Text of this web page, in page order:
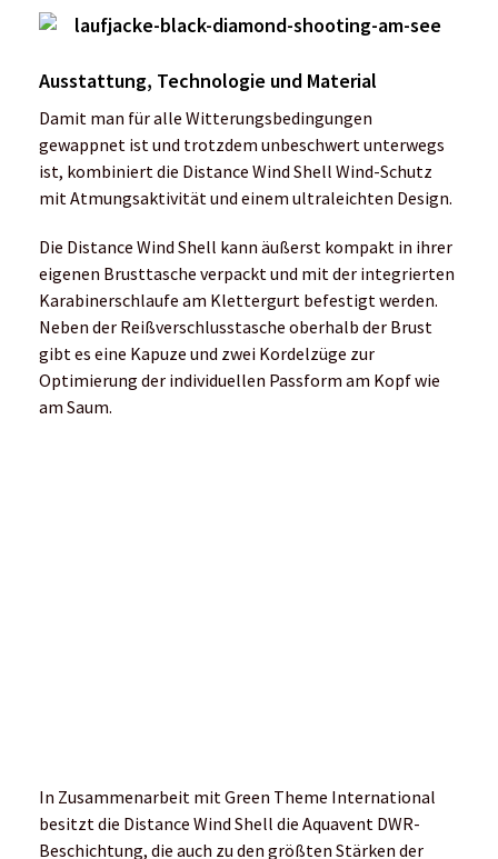
Ausstattung, Technologie und Material
Damit man für alle Witterungsbedingungen
gewappnet ist und trotzdem unbeschwert unterwegs
ist, kombiniert die Distance Wind Shell Wind-Schutz
mit Atmungsaktivität und einem ultraleichten Design.
Die Distance Wind Shell kann äußerst kompakt in ihrer
eigenen Brusttasche verpackt und mit der integrierten
Karabinerschlaufe am Klettergurt befestigt werden.
Neben der Reißverschlusstasche oberhalb der Brust
gibt es eine Kapuze und zwei Kordelzüge zur
Optimierung der individuellen Passform am Kopf wie
am Saum.
sich so keinerlei Notwendigkeit, die Jacke mit
Imprägnier-Spray aufzufrischen.